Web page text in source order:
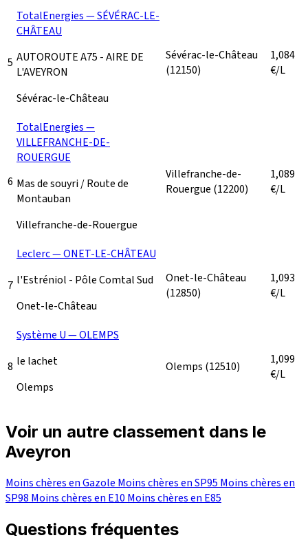
5
TotalEnergies — SÉVÉRAC-LE-
CHÂTEAU
AUTOROUTE A75 - AIRE DE
L'AVEYRON
Sévérac-le-Château
Sévérac-le-Château
(12150)
1,084
€/L
6
TotalEnergies —
VILLEFRANCHE-DE-
ROUERGUE
Mas de souyri / Route de
Montauban
Villefranche-de-Rouergue
Villefranche-de-
Rouergue (12200)
1,089
€/L
7
Leclerc — ONET-LE-CHÂTEAU
l'Estréniol - Pôle Comtal Sud
Onet-le-Château
Onet-le-Château
(12850)
1,093
€/L
8
Système U — OLEMPS
le lachet
Olemps
Olemps (12510)
1,099
€/L
Voir un autre classement dans le
Aveyron
Moins chères en Gazole Moins chères en SP95 Moins chères en
SP98 Moins chères en E10 Moins chères en E85
Questions fréquentes